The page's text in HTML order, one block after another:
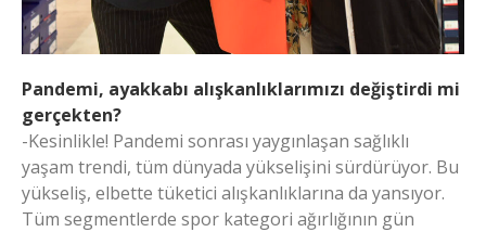
Pandemi, ayakkabı alışkanlıklarımızı değiştirdi mi
gerçekten?
-Kesinlikle! Pandemi sonrası yaygınlaşan sağlıklı
yaşam trendi, tüm dünyada yükselişini sürdürüyor. Bu
yükseliş, elbette tüketici alışkanlıklarına da yansıyor.
Tüm segmentlerde spor kategori ağırlığının gün